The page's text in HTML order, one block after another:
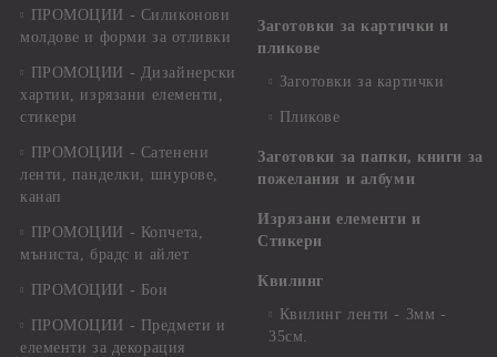
ПРОМОЦИИ - Силиконови
молдове и форми за отливки
ПРОМОЦИИ - Дизайнерски
хартии, изрязани елементи,
стикери
ПРОМОЦИИ - Сатенени
ленти, панделки, шнурове,
канап
ПРОМОЦИИ - Копчета,
мъниста, брадс и айлет
ПРОМОЦИИ - Бои
ПРОМОЦИИ - Предмети и
елементи за декорация
Заготовки за картички и
пликове
Заготовки за картички
Пликове
Заготовки за папки, книги за
пожелания и албуми
Изрязани елементи и
Стикери
Квилинг
Квилинг ленти - 3мм -
35см.